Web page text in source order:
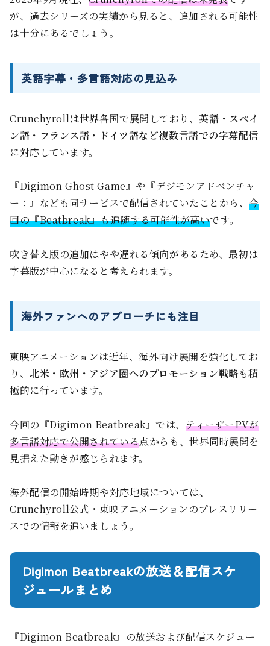
が、過去シリーズの実績から見ると、追加される可能性
は十分にあるでしょう。
英語字幕・多言語対応の見込み
Crunchyrollは世界各国で展開しており、英語・スペイ
ン語・フランス語・ドイツ語など複数言語での字幕配信
に対応しています。
『Digimon Ghost Game』や『デジモンアドベンチャ
ー：』なども同サービスで配信されていたことから、今
回の『Beatbreak』も追随する可能性が高いです。
吹き替え版の追加はやや遅れる傾向があるため、最初は
字幕版が中心になると考えられます。
海外ファンへのアプローチにも注目
東映アニメーションは近年、海外向け展開を強化してお
り、北米・欧州・アジア圏へのプロモーション戦略も積
極的に行っています。
今回の『Digimon Beatbreak』では、 ティーザーPVが
多言語対応で公開されている点からも、世界同時展開を
見据えた動きが感じられます。
海外配信の開始時期や対応地域については、
Crunchyroll公式・東映アニメーションのプレスリリー
スでの情報を追いましょう。
Digimon Beatbreakの放送＆配信スケ
ジュールまとめ
『Digimon Beatbreak』の放送および配信スケジュー